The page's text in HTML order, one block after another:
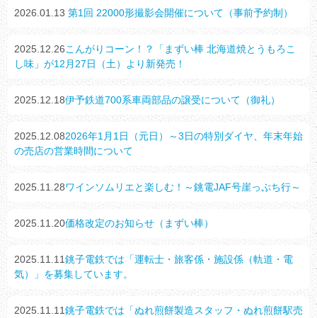
2026.01.13 第1回 22000形撮影会開催について（事前予約制）
2025.12.26こんがりコーン！？「まずい棒 北海道焼とうもろこ
し味」が12月27日（土）より新発売！
2025.12.18伊予鉄道700系車両部品の譲受について（御礼）
2025.12.082026年1月1日（元日）～3日の特別ダイヤ、年末年始
の売店の営業時間について
2025.11.28ワインソムリエと楽しむ！～銚電JAF号崖っぷち行～
2025.11.20価格改定のお知らせ（まずい棒）
2025.11.11銚子電鉄では「運転士・旅客係・施設係（軌道・電
気）」を募集しています。
2025.11.11銚子電鉄では「ぬれ煎餅製造スタッフ・ぬれ煎餅駅売